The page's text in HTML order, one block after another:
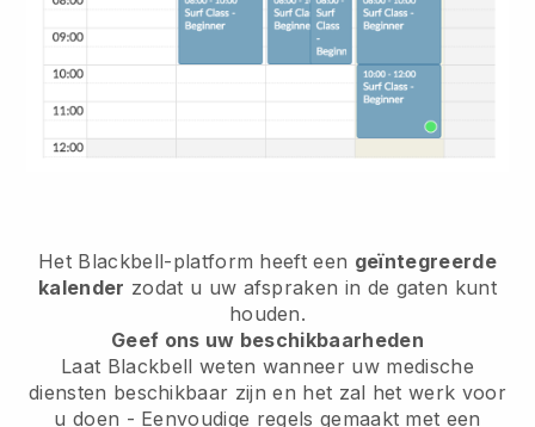
Het Blackbell-platform heeft een geïntegreerde
kalender zodat u uw afspraken in de gaten kunt
houden.
Geef ons uw beschikbaarheden
Laat Blackbell weten wanneer uw medische
diensten beschikbaar zijn en het zal het werk voor
u doen - Eenvoudige regels gemaakt met een